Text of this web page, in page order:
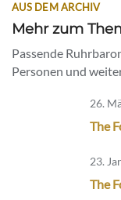
AUS DEM ARCHIV
Mehr zum
Passende
Personen und
26.
The
23.
The